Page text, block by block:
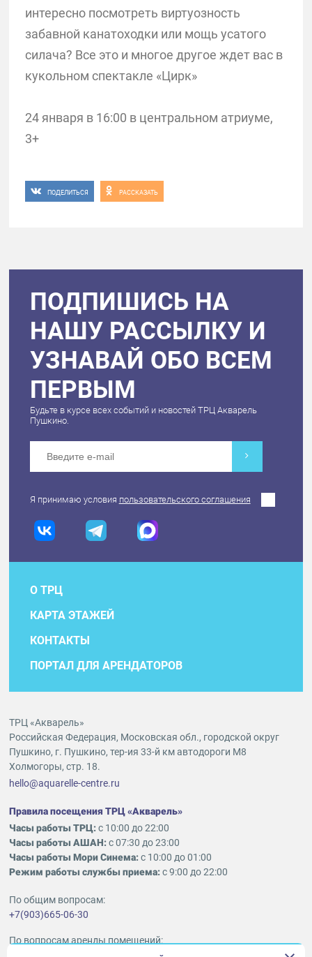
интересно посмотреть виртуозность
забавной канатоходки или мощь усатого
силача? Все это и многое другое ждет вас в
кукольном спектакле «Цирк»
24 января в 16:00 в центральном атриуме,
3+
ПОДЕЛИТЬСЯ РАССКАЗАТЬ
ПОДПИШИСЬ НА
НАШУ РАССЫЛКУ И
УЗНАВАЙ ОБО ВСЕМ
ПЕРВЫМ
Будьте в курсе всех событий и новостей ТРЦ Акварель
Пушкино.
Я принимаю условия пользовательского соглашения
О ТРЦ
КАРТА ЭТАЖЕЙ
КОНТАКТЫ
ПОРТАЛ ДЛЯ АРЕНДАТОРОВ
ТРЦ «Акварель»
Российская Федерация, Московская обл., городской округ
Пушкино, г. Пушкино, тер-ия 33-й км автодороги М8
Холмогоры, стр. 18.
hello@aquarelle-centre.ru
Правила посещения ТРЦ «Акварель»
Часы работы ТРЦ:с 10:00 до 22:00
Часы работы АШАН:с 07:30 до 23:00
Часы работы Мори Синема:с 10:00 до 01:00
Режим работы службы приема:с 9:00 до 22:00
По общим вопросам:
+7(903)665-06-30
По вопросам аренды помещений: